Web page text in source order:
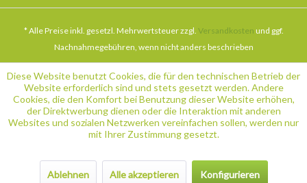
* Alle Preise inkl. gesetzl. Mehrwertsteuer zzgl. Versandkosten und ggf.
Nachnahmegebühren, wenn nicht anders beschrieben
Diese Website benutzt Cookies, die für den technischen Betrieb der
Website erforderlich sind und stets gesetzt werden. Andere
Cookies, die den Komfort bei Benutzung dieser Website erhöhen,
der Direktwerbung dienen oder die Interaktion mit anderen
Websites und sozialen Netzwerken vereinfachen sollen, werden nur
mit Ihrer Zustimmung gesetzt.
Ablehnen Alle akzeptieren Konfigurieren